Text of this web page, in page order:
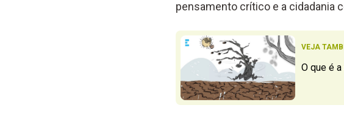
pensamento crítico e a cidadania
VEJA
O que é